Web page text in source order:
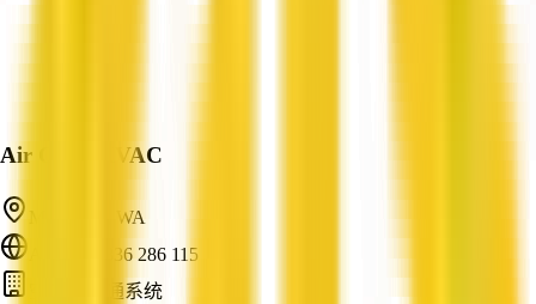
Air Craft HVAC
Mandurah, WA
ABN: 63 836 286 115
空调与暖通系统